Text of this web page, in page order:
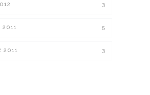
3
2011 5
2011 3